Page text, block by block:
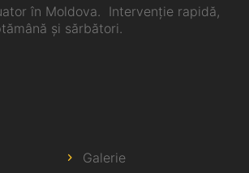
în Moldova. Intervenție rapidă,
și sărbători.
Galerie